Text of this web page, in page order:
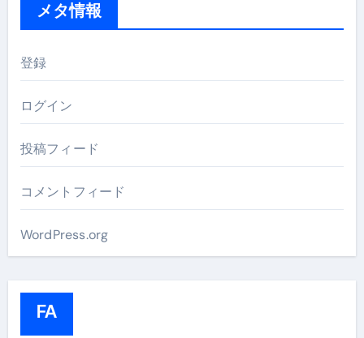
メタ情報
登録
ログイン
投稿フィード
コメントフィード
WordPress.org
FA